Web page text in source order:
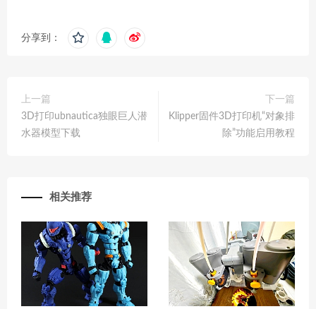
分享到：
上一篇
3D打印ubnautica独眼巨人潜
水器模型下载
下一篇
Klipper固件3D打印机“对象排
除”功能启用教程
相关推荐